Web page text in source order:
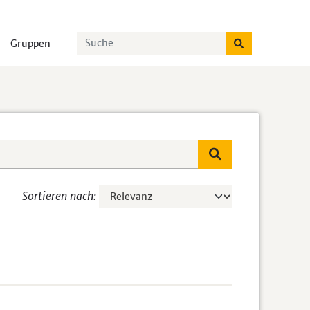
Gruppen
Sortieren nach